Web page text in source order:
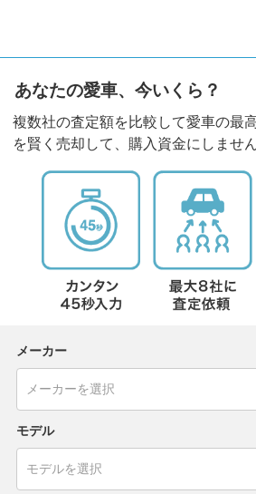
あなたの愛車、今いくら？
複数社の査定額を比較して愛車の最
を賢く売却して、購入資金にしませ
メーカー
モデル